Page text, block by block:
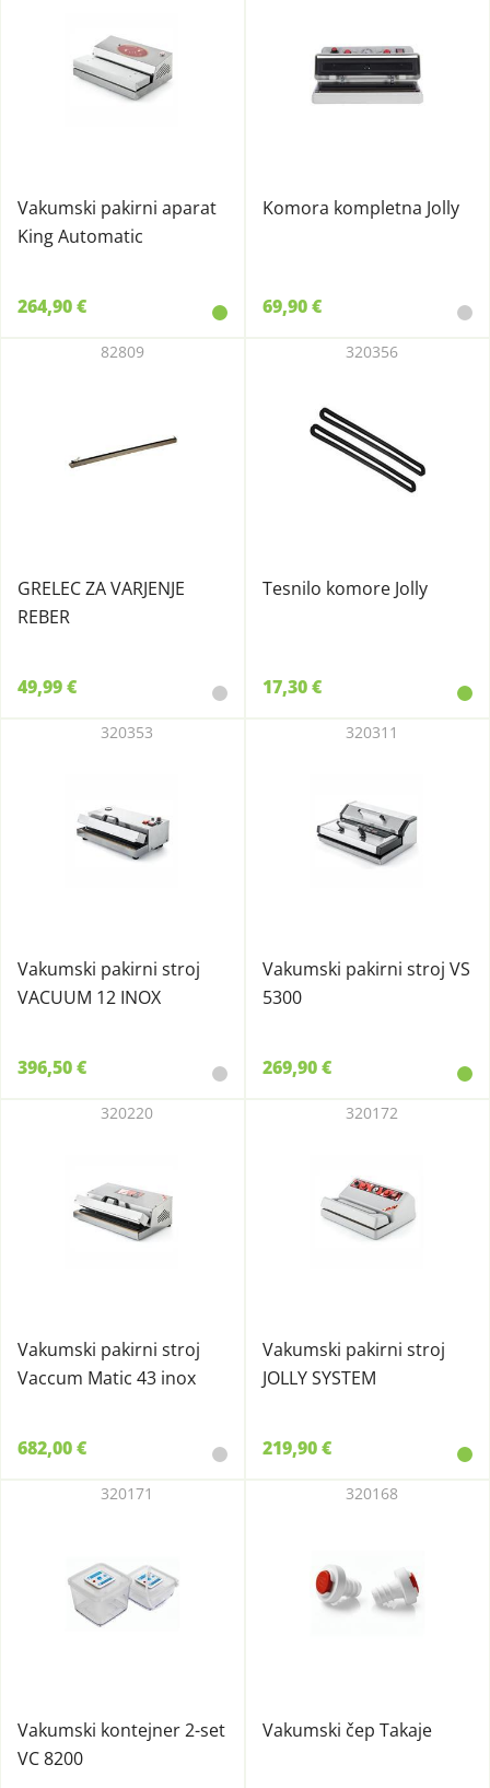
Vakumski pakirni aparat
King Automatic
264,90 €
Komora kompletna Jolly
69,90 €
GRELEC ZA VARJENJE
REBER
82809
49,99 €
Tesnilo komore Jolly
320356
17,30 €
Vakumski pakirni stroj
VACUUM 12 INOX
320353
396,50 €
Vakumski pakirni stroj VS
5300
320311
269,90 €
Vakumski pakirni stroj
Vaccum Matic 43 inox
320220
682,00 €
Vakumski pakirni stroj
JOLLY SYSTEM
320172
219,90 €
Vakumski kontejner 2-set
VC 8200
320171
Vakumski čep Takaje
320168